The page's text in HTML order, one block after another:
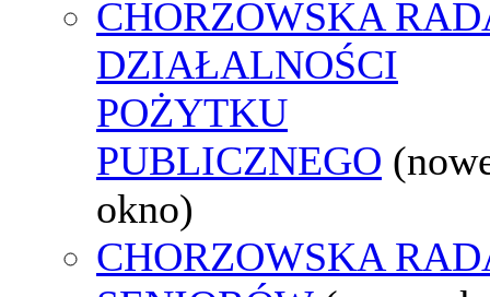
CHORZOWSKA
DZIAŁALNOŚCI
POŻYTKU
PUBLICZNEGO
okno)
CHORZOWSKA